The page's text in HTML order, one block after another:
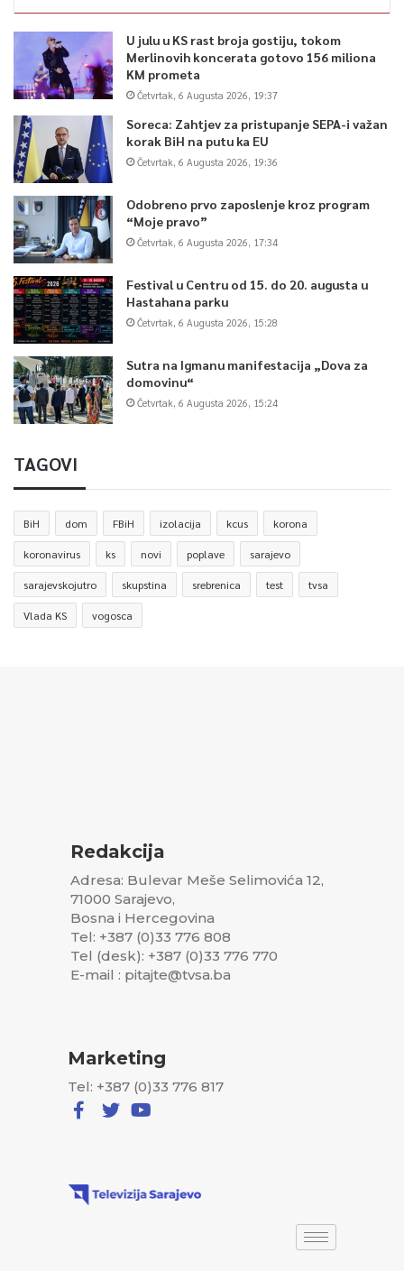
U julu u KS rast broja gostiju, tokom
Merlinovih koncerata gotovo 156 miliona
KM prometa
Četvrtak, 6 Augusta 2026, 19:37
Soreca: Zahtjev za pristupanje SEPA-i važan
korak BiH na putu ka EU
Četvrtak, 6 Augusta 2026, 19:36
Odobreno prvo zaposlenje kroz program
“Moje pravo”
Četvrtak, 6 Augusta 2026, 17:34
Festival u Centru od 15. do 20. augusta u
Hastahana parku
Četvrtak, 6 Augusta 2026, 15:28
Sutra na Igmanu manifestacija „Dova za
domovinu“
Četvrtak, 6 Augusta 2026, 15:24
TAGOVI
BiH dom FBiH izolacija kcus korona
koronavirus ks novi poplave sarajevo
sarajevskojutro skupstina srebrenica test tvsa
Vlada KS vogosca
Redakcija
Adresa: Bulevar Meše Selimovića 12,
71000 Sarajevo,
Bosna i Hercegovina
Tel: +387 (0)33 776 808
Tel (desk): +387 (0)33 776 770
E-mail : pitajte@tvsa.ba
Marketing
Tel: +387 (0)33 776 817